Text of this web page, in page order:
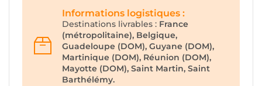
Informations logistiques :
Destinations livrables : France
(métropolitaine), Belgique,
Guadeloupe (DOM), Guyane (DOM),
Martinique (DOM), Réunion (DOM),
Mayotte (DOM), Saint Martin, Saint
Barthélémy.